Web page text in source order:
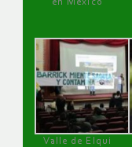
Valle de Elqui